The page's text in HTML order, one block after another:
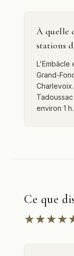
À quelle
stations
L'Embâcle
Grand-
environ 1 h.
Ce que